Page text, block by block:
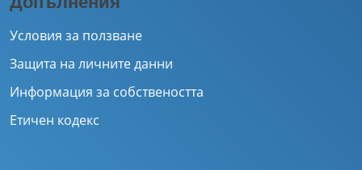
Условия за ползване
Защита на личните данни
Информация за собствеността
Етичен кодекс